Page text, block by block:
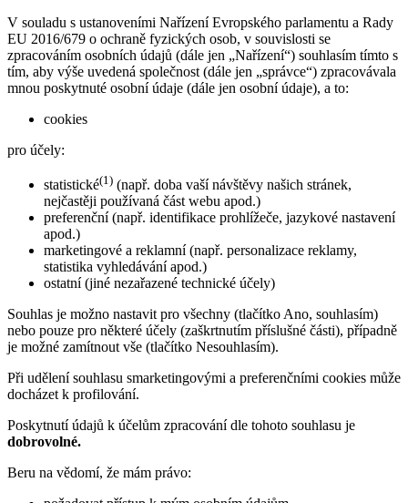
V souladu s ustanoveními Nařízení Evropského parlamentu a Rady
EU 2016/679 o ochraně fyzických osob, v souvislosti se
zpracováním osobních údajů (dále jen „Nařízení“) souhlasím tímto s
tím, aby výše uvedená společnost (dále jen „správce“) zpracovávala
mnou poskytnuté osobní údaje (dále jen osobní údaje), a to:
cookies
pro účely:
statistické(1) (např. doba vaší návštěvy našich stránek,
nejčastěji používaná část webu apod.)
preferenční (např. identifikace prohlížeče, jazykové nastavení
apod.)
marketingové a reklamní (např. personalizace reklamy,
statistika vyhledávání apod.)
ostatní (jiné nezařazené technické účely)
Souhlas je možno nastavit pro všechny (tlačítko Ano, souhlasím)
nebo pouze pro některé účely (zaškrtnutím příslušné části), případně
je možné zamítnout vše (tlačítko Nesouhlasím).
Při udělení souhlasu smarketingovými a preferenčními cookies může
docházet k profilování.
Poskytnutí údajů k účelům zpracování dle tohoto souhlasu je
dobrovolné.
Beru na vědomí, že mám právo: